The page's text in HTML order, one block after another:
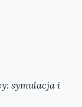
symulacja i